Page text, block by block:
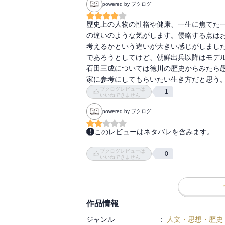
農民出身でも武士になれた
再発見された「天皇」
新選組の必殺技は「三対一」
「鬼の副長」土方歳三の最後
いいところのお坊ちゃんだった坂本龍馬
龍馬は左利きの刺客に斬られた？
浮かび上がった龍馬暗殺の黒幕
人の話を聞ける男だった
徳川慶喜カメラ、猟銃、自転車…の趣味三
豚が大好きな元将軍
武士道精神には見向きもせず
powered by ブクログ
歴史上の人物の性格や健康、一生に焦てた
の違いのような気がします。侵略する点は
考えるかという違いが大きい感じがしまし
であろうとしてけど、朝鮮出兵以降はモ
石田三成については徳川の歴史からみたら
家に参考にしてもらいたい生き方だと思う
ブクログレビューは
いいねできません
1
powered by ブクログ
このレビューはネタバレを含みます。
もともと武士ではない土方たちの方が、
ｐ.212
武士道精神のは従わず、過去を捨てて前向
ブクログレビューは
いいねできません
0
作品情報
ジャンル : 人文・思想・歴史